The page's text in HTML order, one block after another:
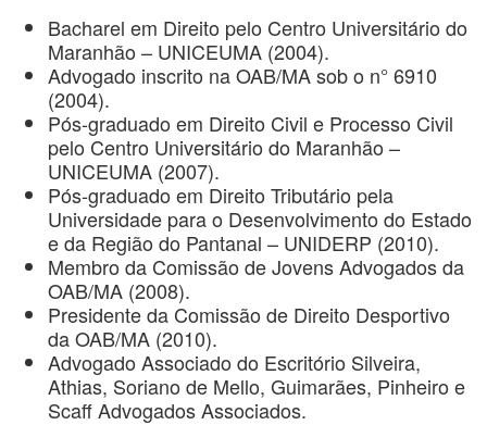
Bacharel em Direito pelo Centro Universitário do
Maranhão – UNICEUMA (2004).
Advogado inscrito na OAB/MA sob o n° 6910
(2004).
Pós-graduado em Direito Civil e Processo Civil
pelo Centro Universitário do Maranhão –
UNICEUMA (2007).
Pós-graduado em Direito Tributário pela
Universidade para o Desenvolvimento do Estado
e da Região do Pantanal – UNIDERP (2010).
Membro da Comissão de Jovens Advogados da
OAB/MA (2008).
Presidente da Comissão de Direito Desportivo
da OAB/MA (2010).
Advogado Associado do Escritório Silveira,
Athias, Soriano de Mello, Guimarães, Pinheiro e
Scaff Advogados Associados.